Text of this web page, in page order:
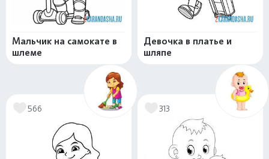
Мальчик на самокате в
шлеме
Девочка в платье и
шляпе
566 313